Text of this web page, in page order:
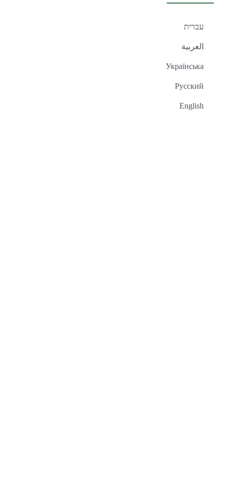
עברית
العربية
Українська
Русский
English